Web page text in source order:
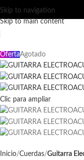
Skip to navigation
Skip to main content
OfertaAgotado
Clic para ampliar
Inicio Cuerdas Guitarra